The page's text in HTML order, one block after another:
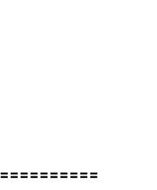
〓〓〓〓〓〓〓〓〓